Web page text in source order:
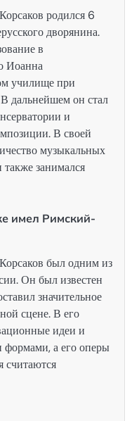
родился 6
дворянина.
в
Иоанна
училище при
дальнейшем он стал
и
В своей
музыкальных
занимался
имел Римский-
был одним из
Он был известен
значительное
сцене. В его
идеи и
а его оперы
считаются